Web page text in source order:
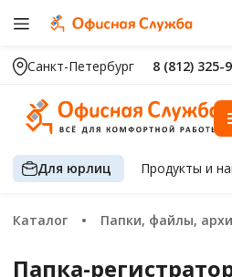
Санкт-Петербург 8 (812) 325-
Для юрлиц Продуктыи
Каталог Папки, файлы,
Папка-